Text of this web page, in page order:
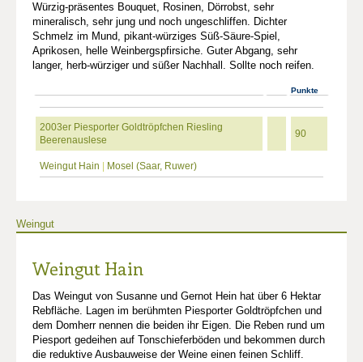
Würzig-präsentes Bouquet, Rosinen, Dörrobst, sehr
mineralisch, sehr jung und noch ungeschliffen. Dichter
Schmelz im Mund, pikant-würziges Süß-Säure-Spiel,
Aprikosen, helle Weinbergspfirsiche. Guter Abgang, sehr
langer, herb-würziger und süßer Nachhall. Sollte noch reifen.
Punkte
2003er Piesporter Goldtröpfchen Riesling
Beerenauslese
90
Weingut Hain Mosel (Saar, Ruwer)
Weingut
Weingut Hain
Das Weingut von Susanne und Gernot Hein hat über 6 Hektar
Rebfläche. Lagen im berühmten Piesporter Goldtröpfchen und
dem Domherr nennen die beiden ihr Eigen. Die Reben rund um
Piesport gedeihen auf Tonschieferböden und bekommen durch
die reduktive Ausbauweise der Weine einen feinen Schliff.